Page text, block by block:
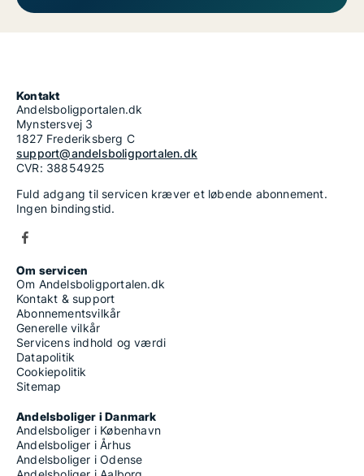
Kontakt
Andelsboligportalen.dk
Mynstersvej 3
1827 Frederiksberg C
support@andelsboligportalen.dk
CVR: 38854925
Fuld adgang til servicen kræver et løbende abonnement.
Ingen bindingstid.
Om servicen
Om Andelsboligportalen.dk
Kontakt & support
Abonnementsvilkår
Generelle vilkår
Servicens indhold og værdi
Datapolitik
Cookiepolitik
Sitemap
Andelsboliger i Danmark
Andelsboliger i København
Andelsboliger i Århus
Andelsboliger i Odense